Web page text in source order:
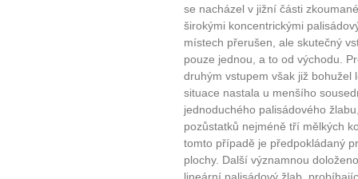
se nacházel v jižní části
širokými koncentrickými
místech přerušen, ale skutečný
pouze jednou, a to od východu.
druhým vstupem však již bohužel
situace nastala u menšího
jednoduchého palisádového
pozůstatků nejméně tří mělkých
tomto případě je předpokládaný
plochy. Další významnou